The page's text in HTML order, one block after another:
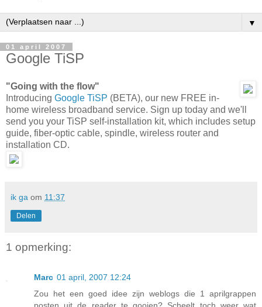
▼
01 april 2007
Google TiSP
"Going with the flow"
Introducing Google TiSP (BETA), our new FREE in-
home wireless broadband service. Sign up today and we'll
send you your TiSP self-installation kit, which includes setup
guide, fiber-optic cable, spindle, wireless router and
installation CD.
ik ga om 11:37
Delen
1 opmerking:
Marc 01 april, 2007 12:24
Zou het een goed idee zijn weblogs die 1 aprilgrappen